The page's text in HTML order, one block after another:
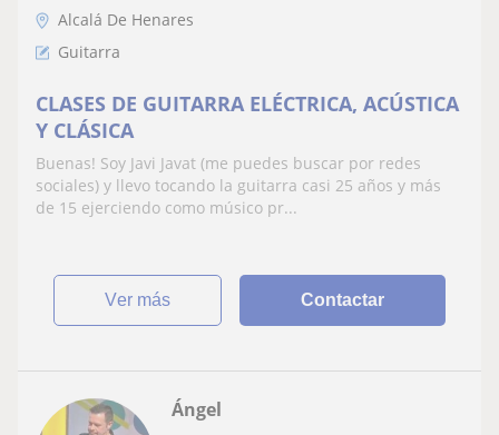
Alcalá De Henares
Guitarra
CLASES DE GUITARRA ELÉCTRICA, ACÚSTICA
Y CLÁSICA
Buenas! Soy Javi Javat (me puedes buscar por redes
sociales) y llevo tocando la guitarra casi 25 años y más
de 15 ejerciendo como músico pr...
ver más Contactar
Ángel